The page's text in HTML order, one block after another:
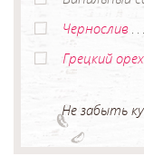
Чернослив
Грецкий орех
Не забыть